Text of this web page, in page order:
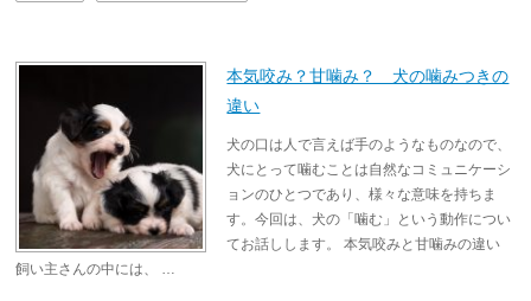
本気咬み？甘噛み？ 犬の噛みつきの
違い
犬の口は人で言えば手のようなものなので、
犬にとって噛むことは自然なコミュニケーシ
ョンのひとつであり、様々な意味を持ちま
す。今回は、犬の「噛む」という動作につい
てお話しします。 本気咬みと甘噛みの違い
飼い主さんの中には、 …